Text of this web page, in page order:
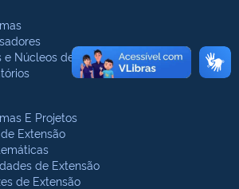
e Núcleos de pesquisa
E Projetos
Extensão
de Extensão
de Extensão